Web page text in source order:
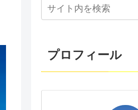
プロフィール